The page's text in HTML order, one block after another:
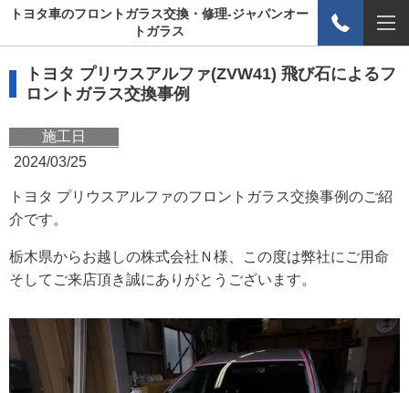
トヨタ車のフロントガラス交換・修理-ジャパンオー
トガラス
トヨタ プリウスアルファ(ZVW41) 飛び石によるフ
ロントガラス交換事例
施工日
2024/03/25
トヨタ プリウスアルファのフロントガラス交換事例のご紹
介です。
栃木県からお越しの株式会社Ｎ様、この度は弊社にご用命
そしてご来店頂き誠にありがとうございます。